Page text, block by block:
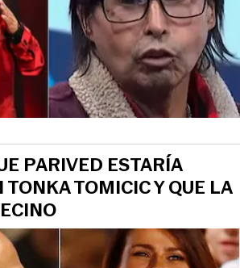
PARIVED ESTARÍA
TOMICIC Y QUE LA